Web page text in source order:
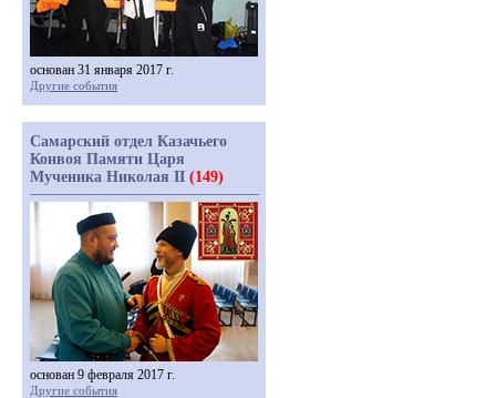
основан 31 января 2017 г.
Другие события
Самарский отдел Казачьего
Конвоя Памяти Царя
Мученика Николая II (149)
основан 9 февраля 2017 г.
Другие события